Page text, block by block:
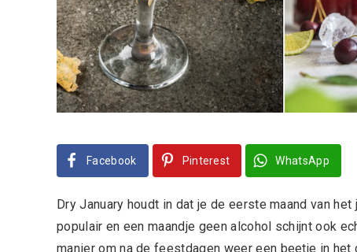
Facebook Pinterest WhatsApp
Dry January houdt in dat je de eerste maand van
populair en een maandje geen alcohol schijnt ook
manier om na de feestdagen weer een beetje in